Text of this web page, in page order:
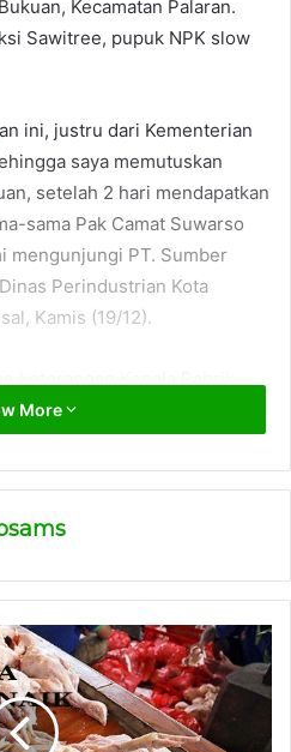
Kecamatan Palaran.
Sawitree, pupuk NPK slow
ini, justru dari Kementerian
saya memutuskan
setelah 2 hari mendapatkan
sama Pak Camat Suwarso
mengunjungi PT. Sumber
Perindustrian Kota
Kamis (19/12).
yang diproduksi merupakan
Maksudnya, terurai
kekhususan untuk tanaman
lain di Kalimantan hingga
produksi rata-rata sebanyak
karyawan sebanyak
di Kaltim mencoba
Faisal.
More